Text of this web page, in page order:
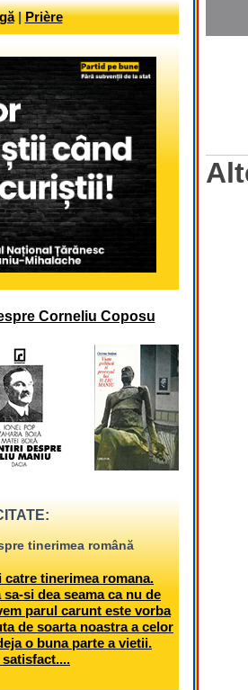
|Prière
Corneliu Coposu
tinerimea română
tinerimea romana.
si dea seama ca nu de
parul carunt este vorba
de soarta noastra a celor
o buna parte a vietii.